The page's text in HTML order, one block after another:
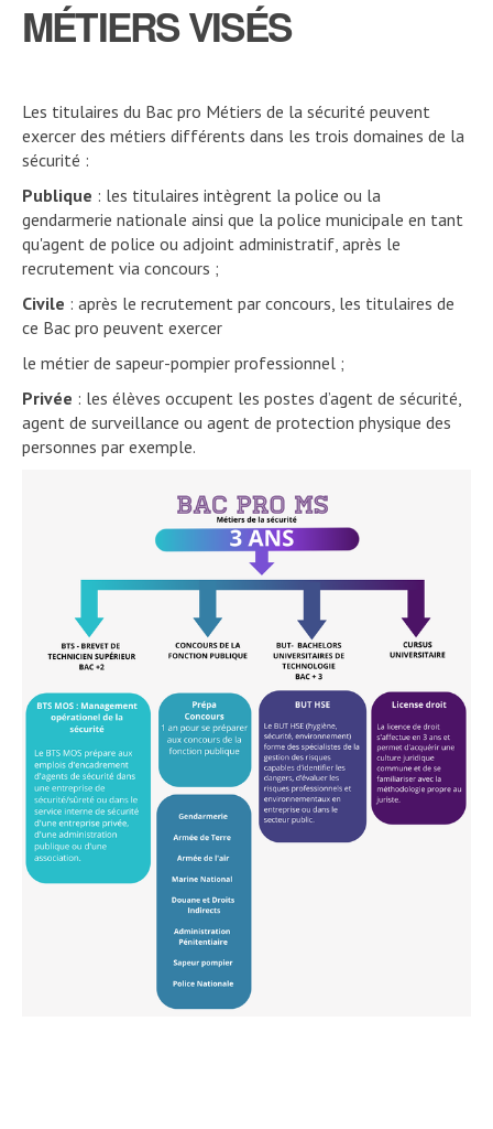
MÉTIERS VISÉS
Les titulaires du Bac pro Métiers de la sécurité peuvent
exercer des métiers différents dans les trois domaines de la
sécurité :
Publique : les titulaires intègrent la police ou la
gendarmerie nationale ainsi que la police municipale en tant
qu'agent de police ou adjoint administratif, après le
recrutement via concours ;
Civile : après le recrutement par concours, les titulaires de
ce Bac pro peuvent exercer
le métier de sapeur-pompier professionnel ;
Privée : les élèves occupent les postes d’agent de sécurité,
agent de surveillance ou agent de protection physique des
personnes par exemple.